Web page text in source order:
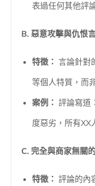
表過任何其他評
B. 惡意攻擊與仇恨
特徵： 言論針對
等個人特質，而
案例： 評論寫道
度惡劣，所有XX
C. 完全與商家無關
特徵： 評論的內